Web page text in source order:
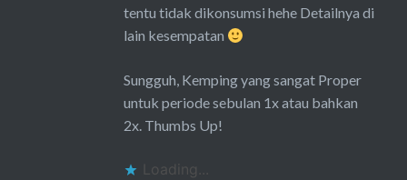
tentu tidak dikonsumsi hehe Detailnya di
lain kesempatan
Sungguh, Kemping yang sangat Proper
untuk periode sebulan 1x atau bahkan
2x. Thumbs Up!
Loading...